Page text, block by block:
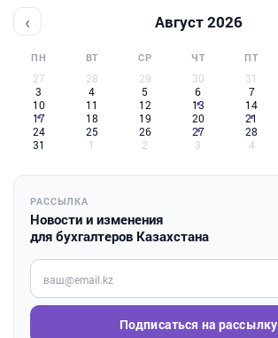
‹ Август 2026
ПН ВТ СР ЧТ ПТ
27 28 29 30 31
3
4 5 6 7
10
11 12 13 14
17
18 19 20 21
24
25 26 27 28
31
1 2 3 4
РАССЫЛКА
Новости и изменения
для бухгалтеров Казахстана
Введите ваш e-mail
Подписаться на рассылку